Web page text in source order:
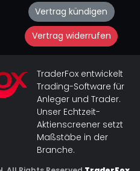
Vertrag kündigen
Vertrag widerrufen
TraderFox entwickelt
Trading-Software für
Anleger und Trader.
Unser Echtzeit-
Aktienscreener setzt
Maßstäbe in der
Branche.